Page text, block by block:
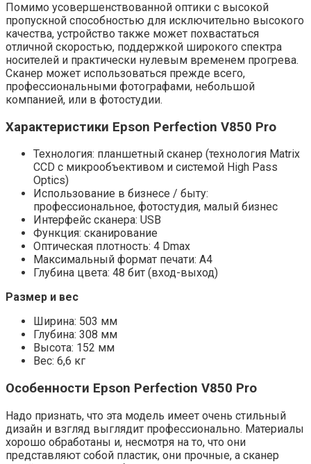
Помимо усовершенствованной оптики с высокой
пропускной способностью для исключительно высокого
качества, устройство также может похвастаться
отличной скоростью, поддержкой широкого спектра
носителей и практически нулевым временем прогрева.
Сканер может использоваться прежде всего,
профессиональными фотографами, небольшой
компанией, или в фотостудии.
Характеристики Epson Perfection V850 Pro
Технология: планшетный сканер (технология Matrix
CCD с микрообъективом и системой High Pass
Optics)
Использование в бизнесе / быту:
профессиональное, фотостудия, малый бизнес
Интерфейс сканера: USB
Функция: сканирование
Оптическая плотность: 4 Dmax
Максимальный формат печати: A4
Глубина цвета: 48 бит (вход-выход)
Размер и вес
Ширина: 503 мм
Глубина: 308 мм
Высота: 152 мм
Вес: 6,6 кг
Особенности Epson Perfection V850 Pro
Надо признать, что эта модель имеет очень стильный
дизайн и взгляд выглядит профессионально. Материалы
хорошо обработаны и, несмотря на то, что они
представляют собой пластик, они прочные, а сканер